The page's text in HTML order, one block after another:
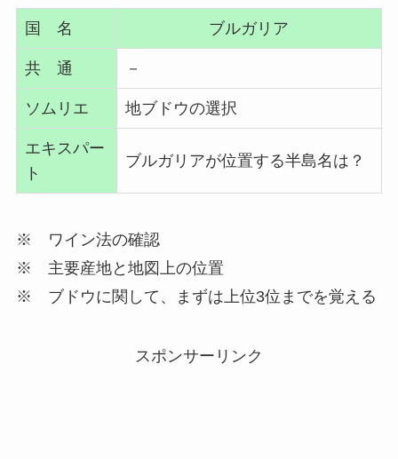
国 名 ブルガリア
共 通 －
ソムリエ 地ブドウの選択
エキスパー
ト
ブルガリアが位置する半島名は？
※ ワイン法の確認
※ 主要産地と地図上の位置
※ ブドウに関して、まずは上位3位までを覚える
スポンサーリンク